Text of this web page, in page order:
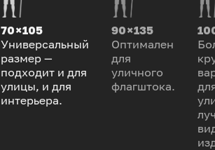
70 × 105
Универсальный
размер —
подходит и для
улицы, и для
интерьера.
90 × 135
Оптимален
для
уличного
флагштока.